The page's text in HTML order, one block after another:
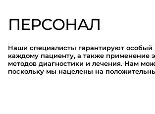
ПЕРСОНАЛ
Наши специалисты гарантируют особый
каждому пациенту, а также применение
методов диагностики и лечения. Нам
поскольку мы нацелены на